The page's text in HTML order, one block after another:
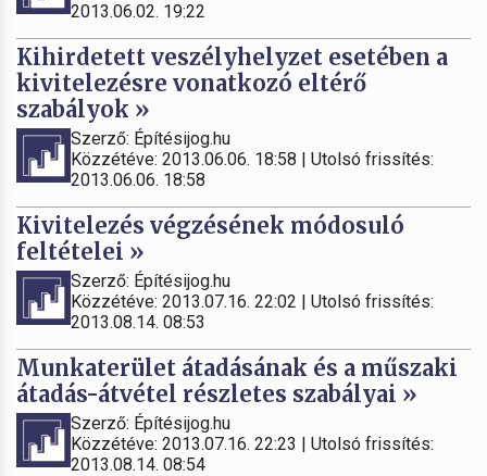
2013.06.02. 19:22
Kihirdetett veszélyhelyzet esetében a
kivitelezésre vonatkozó eltérő
szabályok »
Szerző: Építésijog.hu
Közzétéve: 2013.06.06. 18:58 | Utolsó frissítés:
2013.06.06. 18:58
Kivitelezés végzésének módosuló
feltételei »
Szerző: Építésijog.hu
Közzétéve: 2013.07.16. 22:02 | Utolsó frissítés:
2013.08.14. 08:53
Munkaterület átadásának és a műszaki
átadás-átvétel részletes szabályai »
Szerző: Építésijog.hu
Közzétéve: 2013.07.16. 22:23 | Utolsó frissítés:
2013.08.14. 08:54